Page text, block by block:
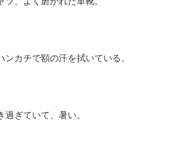
カチで額の汗を拭いている。
ぎていて、暑い。